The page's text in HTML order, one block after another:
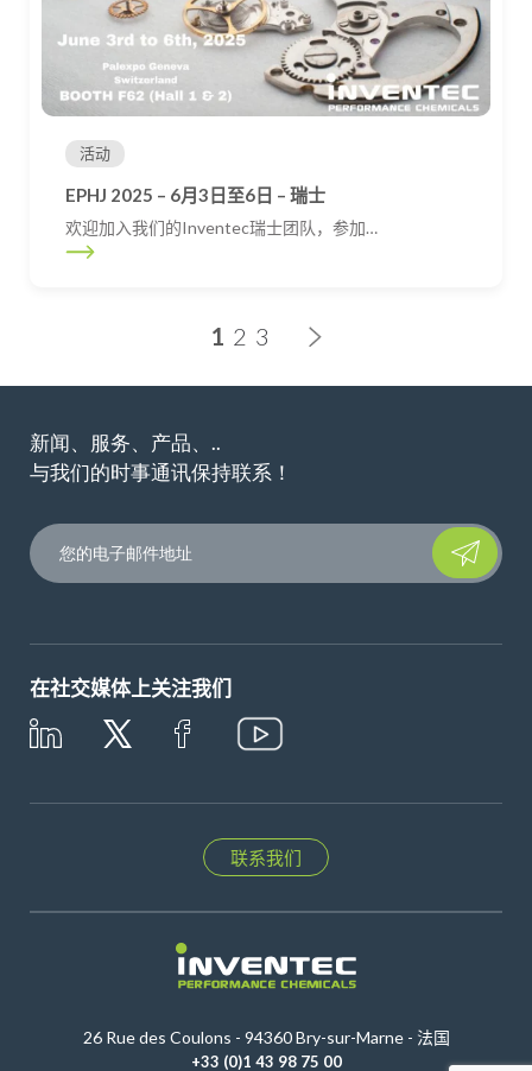
活动
EPHJ 2025 – 6月3日至6日 – 瑞士
欢迎加入我们的Inventec瑞士团队，参加…
Posts navigation
1 2 3
新闻、服务、产品、..
与我们的时事通讯保持联系！
Please
在社交媒体上关注我们
联系我们
26 Rue des Coulons - 94360 Bry-sur-Marne - 法国
+33 (0)1 43 98 75 00